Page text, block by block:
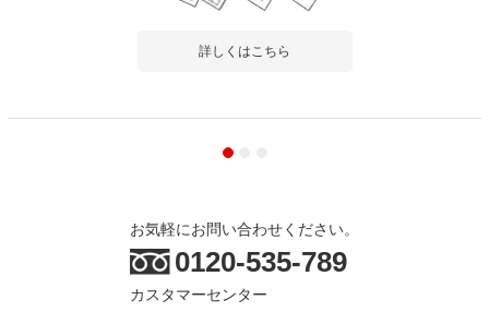
詳しくはこちら
お気軽にお問い合わせください。
0120-535-789
カスタマーセンター